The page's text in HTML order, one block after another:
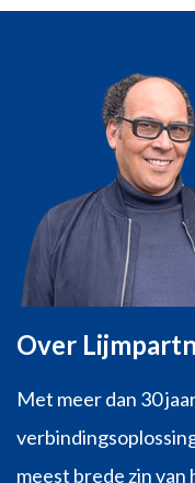
Over
Met meer dan 30
meest brede zin